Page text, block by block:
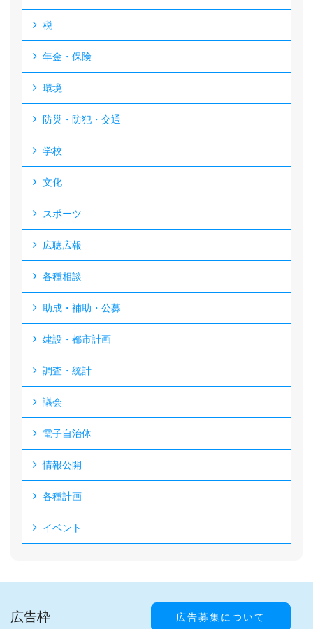
税
年金・保険
環境
防災・防犯・交通
学校
文化
スポーツ
広聴広報
各種相談
助成・補助・公募
建設・都市計画
調査・統計
議会
電子自治体
情報公開
各種計画
イベント
広告枠 広告募集について